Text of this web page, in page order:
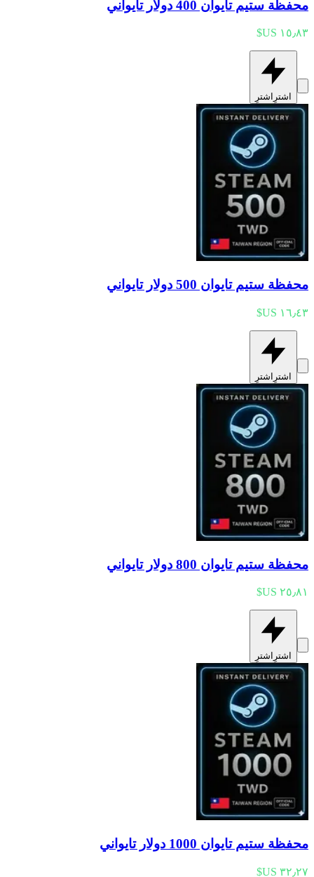
محفظة ستيم تايوان 400 دولار تايواني
اشترِ اشترِ
محفظة ستيم تايوان 500 دولار تايواني
اشترِ اشترِ
محفظة ستيم تايوان 800 دولار تايواني
اشترِ اشترِ
محفظة ستيم تايوان 1000 دولار تايواني